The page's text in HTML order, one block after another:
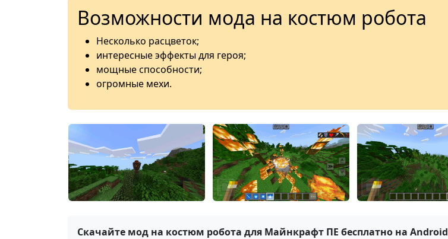
Возможности мода на костюм робота
Несколько расцветок;
интересные эффекты для героя;
мощные способности;
огромные мехи.
Скачайте мод на костюм робота для Майнкрафт ПЕ бесплатно на Android